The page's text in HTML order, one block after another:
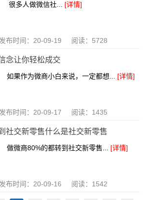
很多人做微信社... [详情]
布时间：20-09-19 阅读：5728
念让你轻松成交
如果作为微商小白来说，一定都想... [详情]
布时间：20-09-17 阅读：1435
社交新零售什么是社交新零售
做微商80%的都转到社交新零售... [详情]
布时间：20-09-16 阅读：1542